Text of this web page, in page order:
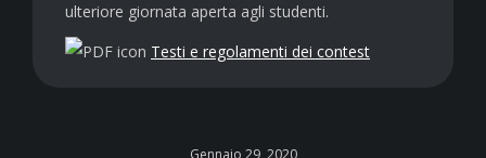
ulteriore giornata aperta agli studenti.
Testi e regolamenti dei contest